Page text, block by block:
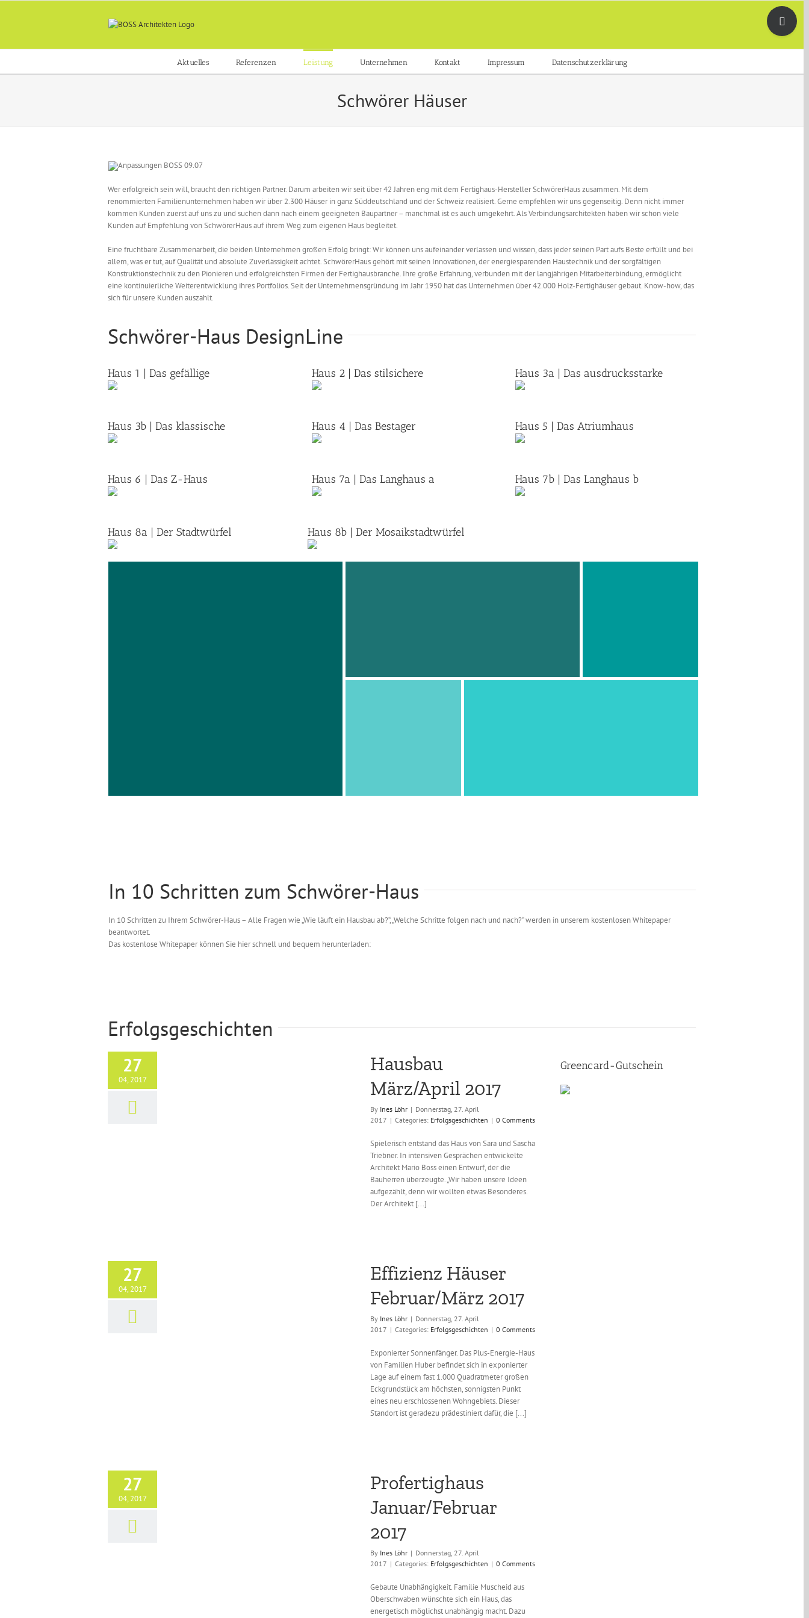
Aktuelles Referenzen Leistung Unternehmen Kontakt Impressum Datenschutzerklärung
Schwörer Häuser
Wer erfolgreich sein will, braucht den richtigen Partner. Darum arbeiten wir seit über 42 Jahren eng mit dem Fertighaus-Hersteller SchwörerHaus zusammen. Mit dem
renommierten Familienunternehmen haben wir über 2.300 Häuser in ganz Süddeutschland und der Schweiz realisiert. Gerne empfehlen wir uns gegenseitig. Denn nicht immer
kommen Kunden zuerst auf uns zu und suchen dann nach einem geeigneten Baupartner – manchmal ist es auch umgekehrt. Als Verbindungsarchitekten haben wir schon viele
Kunden auf Empfehlung von SchwörerHaus auf ihrem Weg zum eigenen Haus begleitet.
Eine fruchtbare Zusammenarbeit, die beiden Unternehmen großen Erfolg bringt: Wir können uns aufeinander verlassen und wissen, dass jeder seinen Part aufs Beste erfüllt und bei
allem, was er tut, auf Qualität und absolute Zuverlässigkeit achtet. SchwörerHaus gehört mit seinen Innovationen, der energiesparenden Haustechnik und der sorgfältigen
Konstruktionstechnik zu den Pionieren und erfolgreichsten Firmen der Fertighausbranche. Ihre große Erfahrung, verbunden mit der langjährigen Mitarbeiterbindung, ermöglicht
eine kontinuierliche Weiterentwicklung ihres Portfolios. Seit der Unternehmensgründung im Jahr 1950 hat das Unternehmen über 42.000 Holz-Fertighäuser gebaut. Know-how, das
sich für unsere Kunden auszahlt.
Schwörer-Haus DesignLine
Haus 1 | Das gefällige Haus 2 | Das stilsichere Haus 3a | Das ausdrucksstarke
Haus 3b | Das klassische Haus 4 | Das Bestager Haus 5 | Das Atriumhaus
Haus 6 | Das Z-Haus Haus 7a | Das Langhaus a Haus 7b | Das Langhaus b
Haus 8a | Der Stadtwürfel Haus 8b | Der Mosaikstadtwürfel
In 10 Schritten zum Schwörer-Haus
In 10 Schritten zu Ihrem Schwörer-Haus – Alle Fragen wie „Wie läuft ein Hausbau ab?“, „Welche Schritte folgen nach und nach?“ werden in unserem kostenlosen Whitepaper
beantwortet.
Das kostenlose Whitepaper können Sie hier schnell und bequem herunterladen:
Erfolgsgeschichten
27
04, 2017
Hausbau
März/April 2017
By Ines Löhr | Donnerstag, 27. April
2017 | Categories: Erfolgsgeschichten | 0 Comments
Spielerisch entstand das Haus von Sara und Sascha
Triebner. In intensiven Gesprächen entwickelte
Architekt Mario Boss einen Entwurf, der die
Bauherren überzeugte. „Wir haben unsere Ideen
aufgezählt, denn wir wollten etwas Besonderes.
Der Architekt [...]
27
04, 2017
Effizienz Häuser Februar/März 2017
Effizienz Häuser
Februar/März 2017
By Ines Löhr | Donnerstag, 27. April
2017 | Categories: Erfolgsgeschichten | 0 Comments
Exponierter Sonnenfänger. Das Plus-Energie-Haus
von Familien Huber befindet sich in exponierter
Lage auf einem fast 1.000 Quadratmeter großen
Eckgrundstück am höchsten, sonnigsten Punkt
eines neu erschlossenen Wohngebiets. Dieser
Standort ist geradezu prädestiniert dafür, die [...]
27
04, 2017
Profertighaus Januar/Februar 2017
Profertighaus
Januar/Februar
2017
By Ines Löhr | Donnerstag, 27. April
2017 | Categories: Erfolgsgeschichten | 0 Comments
Gebaute Unabhängigkeit. Familie Muscheid aus
Oberschwaben wünschte sich ein Haus, das
energetisch möglichst unabhängig macht. Dazu
Greencard-Gutschein
Toggle
Sliding
Bar
Area